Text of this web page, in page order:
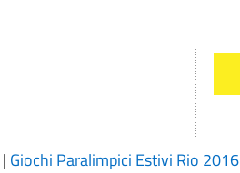
| Giochi Paralimpici Estivi Rio 2016